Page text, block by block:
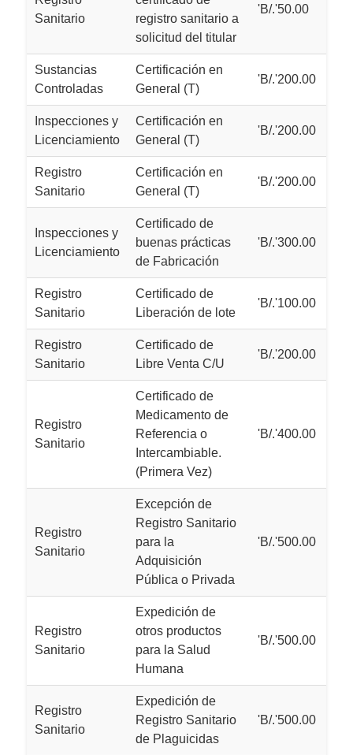
Sanitario
registro sanitario a
solicitud del titular
'B/.'50.00
Sustancias
Controladas
Certificación en
General (T)
'B/.'200.00
Inspecciones y
Licenciamiento
Certificación en
General (T)
'B/.'200.00
Registro
Sanitario
Certificación en
General (T)
'B/.'200.00
Inspecciones y
Licenciamiento
Certificado de
buenas prácticas
de Fabricación
'B/.'300.00
Registro
Sanitario
Certificado de
Liberación de lote
'B/.'100.00
Registro
Sanitario
Certificado de
Libre Venta C/U
'B/.'200.00
Registro
Sanitario
Certificado de
Medicamento de
Referencia o
Intercambiable.
(Primera Vez)
'B/.'400.00
Registro
Sanitario
Excepción de
Registro Sanitario
para la
Adquisición
Pública o Privada
'B/.'500.00
Registro
Sanitario
Expedición de
otros productos
para la Salud
Humana
'B/.'500.00
Registro
Sanitario
Expedición de
Registro Sanitario
de Plaguicidas
'B/.'500.00